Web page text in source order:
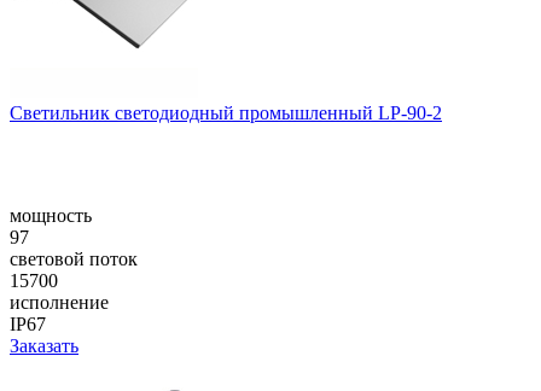
Светильник светодиодный промышленный LP-90-2
мощность
97
световой поток
15700
исполнение
IP67
Заказать